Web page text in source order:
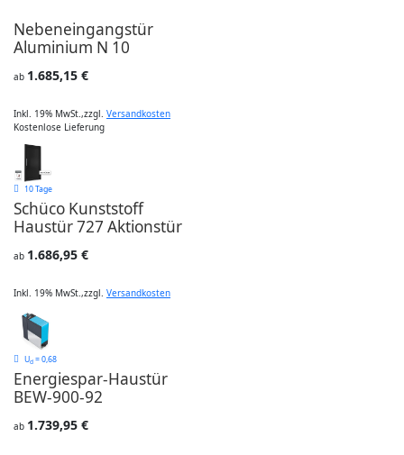
Nebeneingangstür
Aluminium N 10
ab 1.685,15 €
Inkl. 19% MwSt.,zzgl. Versandkosten
Kostenlose Lieferung
10 Tage
Schüco Kunststoff
Haustür 727 Aktionstür
ab 1.686,95 €
Inkl. 19% MwSt.,zzgl. Versandkosten
Ud = 0,68
Energiespar-Haustür
BEW-900-92
ab 1.739,95 €